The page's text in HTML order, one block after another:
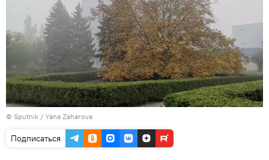
© Sputnik / Yana Zaharova
Подписаться